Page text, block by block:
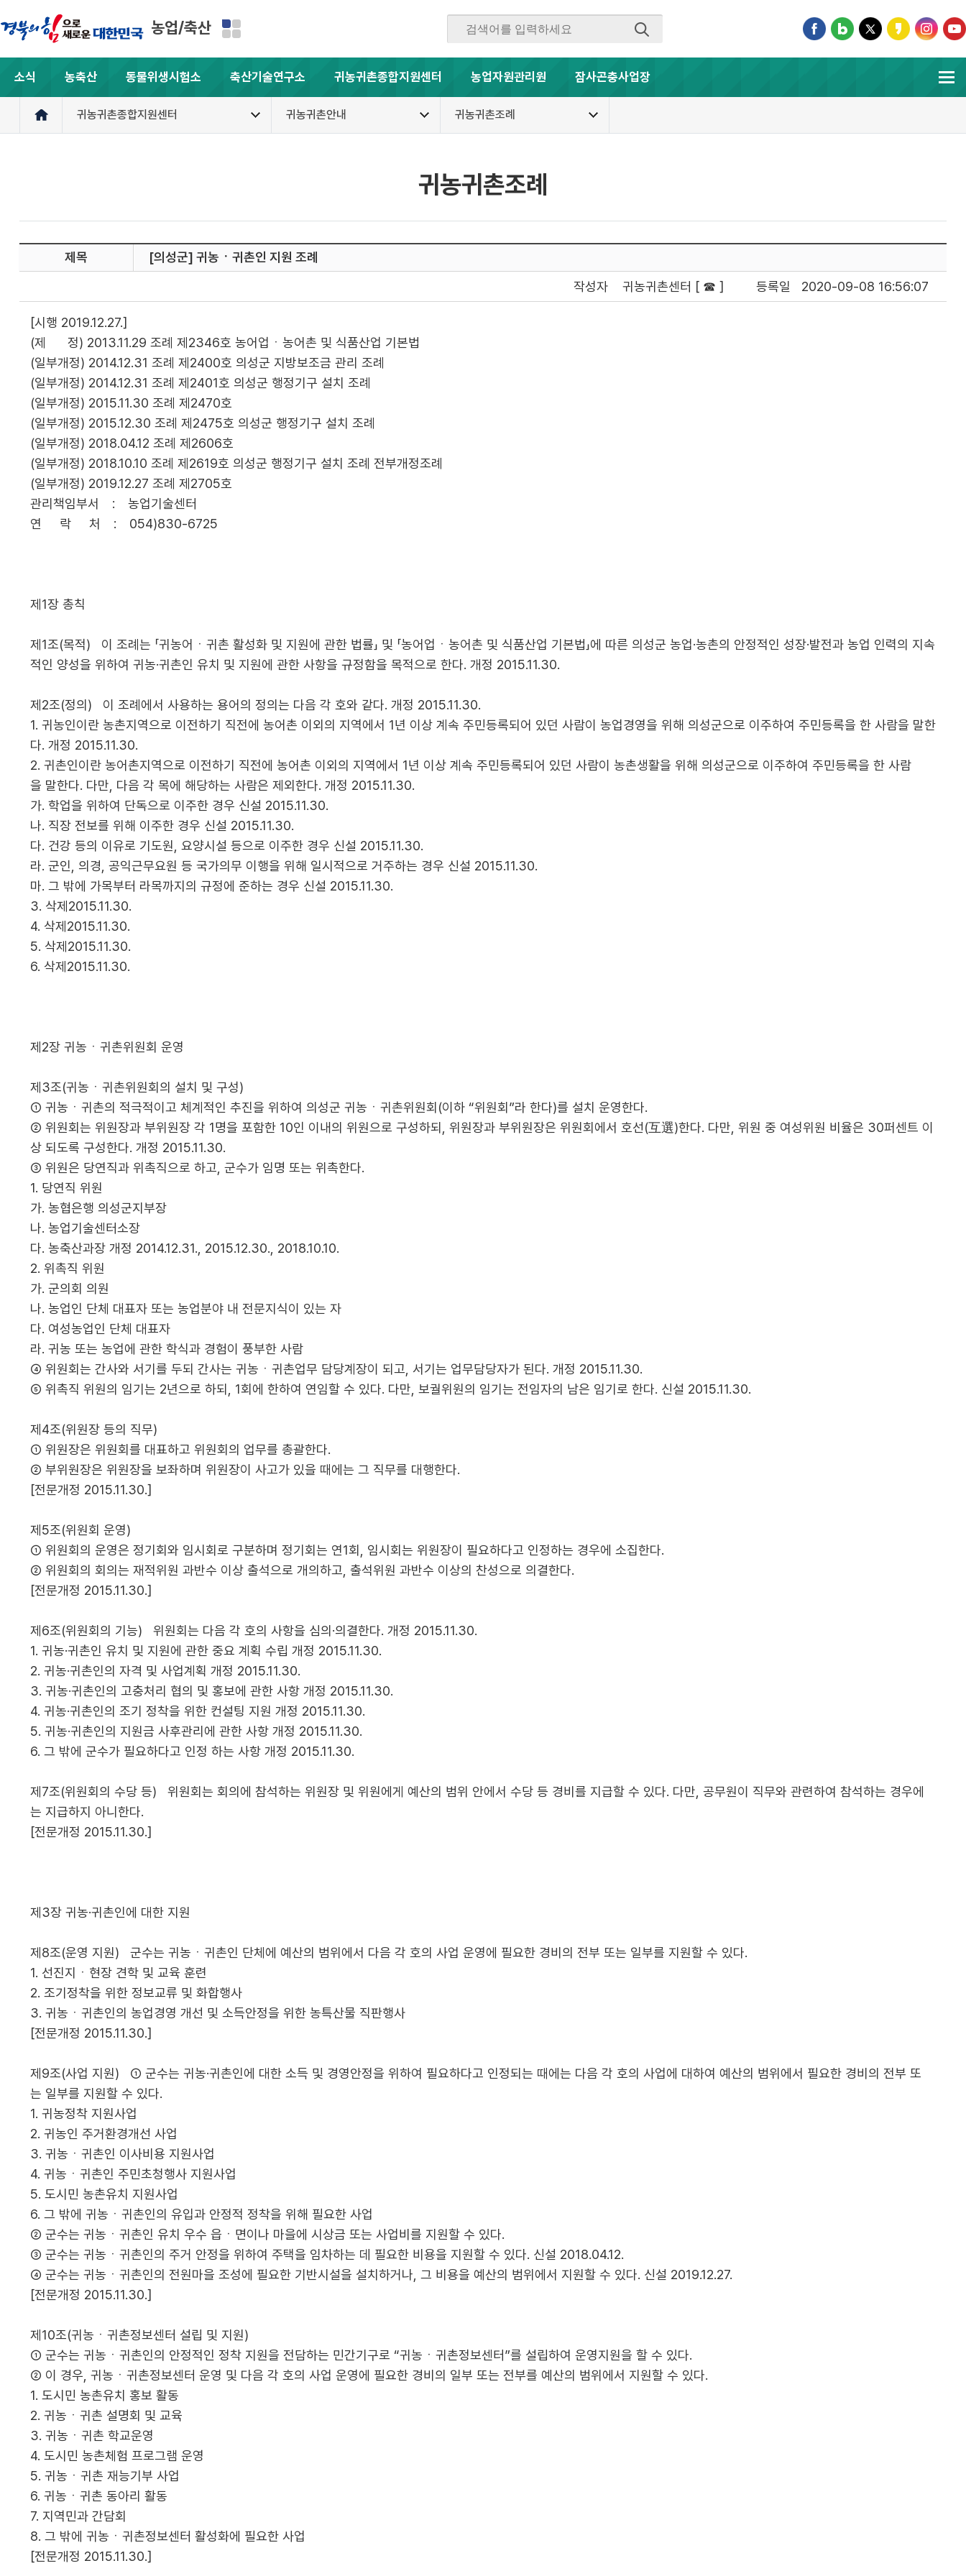
농업/축산
소식 농축산 동물위생시험소 축산기술연구소 귀농귀촌종합지원센터 농업자원관리원 잠사곤충사업장
귀농귀촌종합지원센터 귀농귀촌안내 귀농귀촌조례
귀농귀촌조례
제목
[의성군] 귀농ㆍ귀촌인 지원 조례
등록일
2020-09-08 16:56:07
작성자 귀농귀촌센터 [ ☎ ]
[시행 2019.12.27.]
(제 정) 2013.11.29 조례 제2346호 농어업ㆍ농어촌 및 식품산업 기본법
(일부개정) 2014.12.31 조례 제2400호 의성군 지방보조금 관리 조례
(일부개정) 2014.12.31 조례 제2401호 의성군 행정기구 설치 조례
(일부개정) 2015.11.30 조례 제2470호
(일부개정) 2015.12.30 조례 제2475호 의성군 행정기구 설치 조례
(일부개정) 2018.04.12 조례 제2606호
(일부개정) 2018.10.10 조례 제2619호 의성군 행정기구 설치 조례 전부개정조례
(일부개정) 2019.12.27 조례 제2705호
관리책임부서 : 농업기술센터
연 락 처 : 054)830-6725
제1장 총칙
제1조(목적) 이 조례는 「귀농어ㆍ귀촌 활성화 및 지원에 관한 법률」 및 「농어업ㆍ농어촌 및 식품산업 기본법」에 따른 의성군 농업·농촌의 안정적인 성장·발전과 농업 인력의 지속
적인 양성을 위하여 귀농·귀촌인 유치 및 지원에 관한 사항을 규정함을 목적으로 한다. 개정 2015.11.30.
제2조(정의) 이 조례에서 사용하는 용어의 정의는 다음 각 호와 같다. 개정 2015.11.30.
1. 귀농인이란 농촌지역으로 이전하기 직전에 농어촌 이외의 지역에서 1년 이상 계속 주민등록되어 있던 사람이 농업경영을 위해 의성군으로 이주하여 주민등록을 한 사람을 말한
다. 개정 2015.11.30.
2. 귀촌인이란 농어촌지역으로 이전하기 직전에 농어촌 이외의 지역에서 1년 이상 계속 주민등록되어 있던 사람이 농촌생활을 위해 의성군으로 이주하여 주민등록을 한 사람
을 말한다. 다만, 다음 각 목에 해당하는 사람은 제외한다. 개정 2015.11.30.
가. 학업을 위하여 단독으로 이주한 경우 신설 2015.11.30.
나. 직장 전보를 위해 이주한 경우 신설 2015.11.30.
다. 건강 등의 이유로 기도원, 요양시설 등으로 이주한 경우 신설 2015.11.30.
라. 군인, 의경, 공익근무요원 등 국가의무 이행을 위해 일시적으로 거주하는 경우 신설 2015.11.30.
마. 그 밖에 가목부터 라목까지의 규정에 준하는 경우 신설 2015.11.30.
3. 삭제2015.11.30.
4. 삭제2015.11.30.
5. 삭제2015.11.30.
6. 삭제2015.11.30.
제2장 귀농ㆍ귀촌위원회 운영
제3조(귀농ㆍ귀촌위원회의 설치 및 구성)
① 귀농ㆍ귀촌의 적극적이고 체계적인 추진을 위하여 의성군 귀농ㆍ귀촌위원회(이하 “위원회”라 한다)를 설치 운영한다.
② 위원회는 위원장과 부위원장 각 1명을 포함한 10인 이내의 위원으로 구성하되, 위원장과 부위원장은 위원회에서 호선(互選)한다. 다만, 위원 중 여성위원 비율은 30퍼센트 이
상 되도록 구성한다. 개정 2015.11.30.
③ 위원은 당연직과 위촉직으로 하고, 군수가 임명 또는 위촉한다.
1. 당연직 위원
가. 농협은행 의성군지부장
나. 농업기술센터소장
다. 농축산과장 개정 2014.12.31., 2015.12.30., 2018.10.10.
2. 위촉직 위원
가. 군의회 의원
나. 농업인 단체 대표자 또는 농업분야 내 전문지식이 있는 자
다. 여성농업인 단체 대표자
라. 귀농 또는 농업에 관한 학식과 경험이 풍부한 사람
④ 위원회는 간사와 서기를 두되 간사는 귀농ㆍ귀촌업무 담당계장이 되고, 서기는 업무담당자가 된다. 개정 2015.11.30.
⑤ 위촉직 위원의 임기는 2년으로 하되, 1회에 한하여 연임할 수 있다. 다만, 보궐위원의 임기는 전임자의 남은 임기로 한다. 신설 2015.11.30.
제4조(위원장 등의 직무)
① 위원장은 위원회를 대표하고 위원회의 업무를 총괄한다.
② 부위원장은 위원장을 보좌하며 위원장이 사고가 있을 때에는 그 직무를 대행한다.
[전문개정 2015.11.30.]
제5조(위원회 운영)
① 위원회의 운영은 정기회와 임시회로 구분하며 정기회는 연1회, 임시회는 위원장이 필요하다고 인정하는 경우에 소집한다.
② 위원회의 회의는 재적위원 과반수 이상 출석으로 개의하고, 출석위원 과반수 이상의 찬성으로 의결한다.
[전문개정 2015.11.30.]
제6조(위원회의 기능) 위원회는 다음 각 호의 사항을 심의·의결한다. 개정 2015.11.30.
1. 귀농·귀촌인 유치 및 지원에 관한 중요 계획 수립 개정 2015.11.30.
2. 귀농·귀촌인의 자격 및 사업계획 개정 2015.11.30.
3. 귀농·귀촌인의 고충처리 협의 및 홍보에 관한 사항 개정 2015.11.30.
4. 귀농·귀촌인의 조기 정착을 위한 컨설팅 지원 개정 2015.11.30.
5. 귀농·귀촌인의 지원금 사후관리에 관한 사항 개정 2015.11.30.
6. 그 밖에 군수가 필요하다고 인정 하는 사항 개정 2015.11.30.
제7조(위원회의 수당 등) 위원회는 회의에 참석하는 위원장 및 위원에게 예산의 범위 안에서 수당 등 경비를 지급할 수 있다. 다만, 공무원이 직무와 관련하여 참석하는 경우에
는 지급하지 아니한다.
[전문개정 2015.11.30.]
제3장 귀농·귀촌인에 대한 지원
제8조(운영 지원) 군수는 귀농ㆍ귀촌인 단체에 예산의 범위에서 다음 각 호의 사업 운영에 필요한 경비의 전부 또는 일부를 지원할 수 있다.
1. 선진지ㆍ현장 견학 및 교육 훈련
2. 조기정착을 위한 정보교류 및 화합행사
3. 귀농ㆍ귀촌인의 농업경영 개선 및 소득안정을 위한 농특산물 직판행사
[전문개정 2015.11.30.]
제9조(사업 지원) ① 군수는 귀농·귀촌인에 대한 소득 및 경영안정을 위하여 필요하다고 인정되는 때에는 다음 각 호의 사업에 대하여 예산의 범위에서 필요한 경비의 전부 또
는 일부를 지원할 수 있다.
1. 귀농정착 지원사업
2. 귀농인 주거환경개선 사업
3. 귀농ㆍ귀촌인 이사비용 지원사업
4. 귀농ㆍ귀촌인 주민초청행사 지원사업
5. 도시민 농촌유치 지원사업
6. 그 밖에 귀농ㆍ귀촌인의 유입과 안정적 정착을 위해 필요한 사업
② 군수는 귀농ㆍ귀촌인 유치 우수 읍ㆍ면이나 마을에 시상금 또는 사업비를 지원할 수 있다.
③ 군수는 귀농ㆍ귀촌인의 주거 안정을 위하여 주택을 임차하는 데 필요한 비용을 지원할 수 있다. 신설 2018.04.12.
④ 군수는 귀농ㆍ귀촌인의 전원마을 조성에 필요한 기반시설을 설치하거나, 그 비용을 예산의 범위에서 지원할 수 있다. 신설 2019.12.27.
[전문개정 2015.11.30.]
제10조(귀농ㆍ귀촌정보센터 설립 및 지원)
① 군수는 귀농ㆍ귀촌인의 안정적인 정착 지원을 전담하는 민간기구로 “귀농ㆍ귀촌정보센터”를 설립하여 운영지원을 할 수 있다.
② 이 경우, 귀농ㆍ귀촌정보센터 운영 및 다음 각 호의 사업 운영에 필요한 경비의 일부 또는 전부를 예산의 범위에서 지원할 수 있다.
1. 도시민 농촌유치 홍보 활동
2. 귀농ㆍ귀촌 설명회 및 교육
3. 귀농ㆍ귀촌 학교운영
4. 도시민 농촌체험 프로그램 운영
5. 귀농ㆍ귀촌 재능기부 사업
6. 귀농ㆍ귀촌 동아리 활동
7. 지역민과 간담회
8. 그 밖에 귀농ㆍ귀촌정보센터 활성화에 필요한 사업
[전문개정 2015.11.30.]